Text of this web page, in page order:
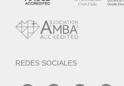
REDES SOCIALES